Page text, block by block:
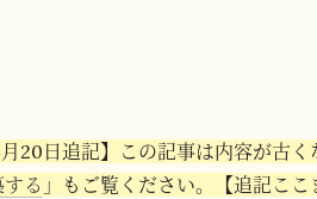
月20日追記】この記事は内容が古
る 」もご覧ください。【追記ここ